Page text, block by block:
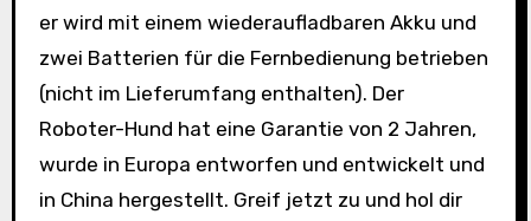
er wird mit einem wiederaufladbaren Akku und
zwei Batterien für die Fernbedienung betrieben
(nicht im Lieferumfang enthalten). Der
Roboter-Hund hat eine Garantie von 2 Jahren,
wurde in Europa entworfen und entwickelt und
in China hergestellt. Greif jetzt zu und hol dir